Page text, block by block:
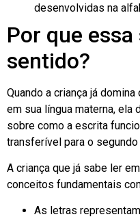
desenvolvidas na
Por que
sentido?
Quando a criança já
em sua língua materna, ela
sobre como a escrita
transferível para o segundo
A criança que já sabe ler
conceitos fundamentais
As letras